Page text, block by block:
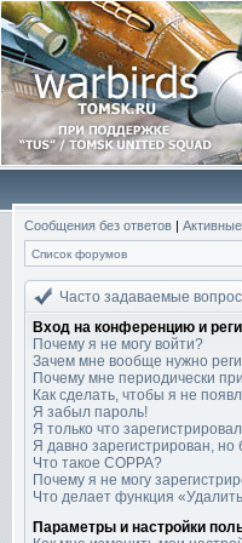
Сообщения без ответов |
Список форумов
Часто задаваемые
Вход на конференцию и
Почему я не могу войти?
Зачем мне вообще нужно
Почему мне периодически
Как сделать, чтобы я не
Я забыл пароль!
Я только что
Я давно зарегистрирован, но
Что такое COPPA?
Почему я не могу
Что делает функция
Параметры и настройки